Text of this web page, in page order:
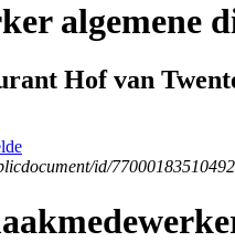
algemene
Hof van